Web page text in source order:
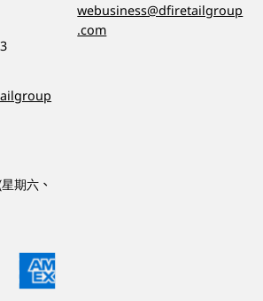
期六、
webusiness@dfiretailgroup
.com